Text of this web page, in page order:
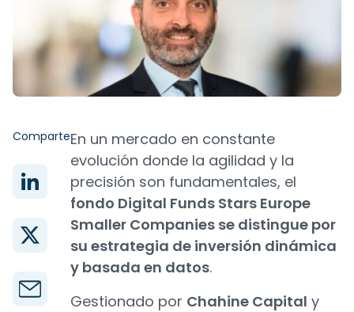
ComparteEn un mercado en constante
evolución donde la agilidad y la
precisión son fundamentales, el
fondo Digital Funds Stars Europe
Smaller Companies se distingue por
su estrategia de inversión dinámica
y basada en datos.
Gestionado por Chahine Capital y